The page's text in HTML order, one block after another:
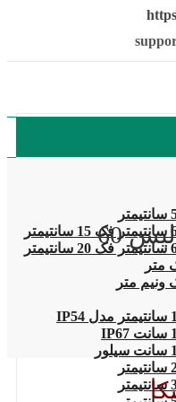
متر
ونیم متر
برچسب محصول: کولیس 60